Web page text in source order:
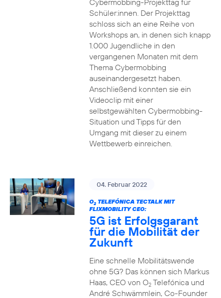
Cybermobbing-Projekttag für
Schüler:innen. Der Projekttag
schloss sich an eine Reihe von
Workshops an, in denen sich knapp
1.000 Jugendliche in den
vergangenen Monaten mit dem
Thema Cybermobbing
auseinandergesetzt haben.
Anschließend konnten sie ein
Videoclip mit einer
selbstgewählten Cybermobbing-
Situation und Tipps für den
Umgang mit dieser zu einem
Wettbewerb einreichen.
04. Februar 2022
O2TELEFÓNICA TECTALK MIT
FLIXMOBILITY CEO:
5G ist Erfolgsgarant
für die Mobilität der
Zukunft
Eine schnelle Mobilitätswende
ohne 5G? Das können sich Markus
Haas, CEO von O2Telefónica und
André Schwämmlein, Co-Founder